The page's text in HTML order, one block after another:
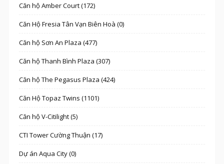
Căn hộ Amber Court (172)
Căn Hộ Fresia Tân Vạn Biên Hoà (0)
Căn hộ Sơn An Plaza (477)
Căn hộ Thanh Bình Plaza (307)
Căn hộ The Pegasus Plaza (424)
Căn Hộ Topaz Twins (1101)
Căn hộ V-Citilight (5)
CTI Tower Cường Thuận (17)
Dự án Aqua City (0)